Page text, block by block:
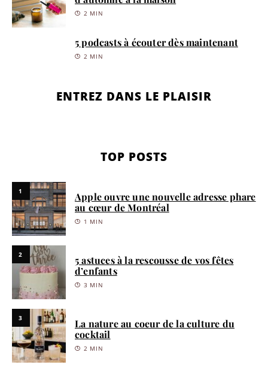
2 MIN
5 podcasts à écouter dès maintenant
2 MIN
ENTREZ DANS LE PLAISIR
TOP POSTS
1
Apple ouvre une nouvelle adresse phare
au cœur de Montréal
1 MIN
2
5 astuces à la rescousse de vos fêtes
d’enfants
3 MIN
3
La nature au coeur de la culture du
cocktail
2 MIN